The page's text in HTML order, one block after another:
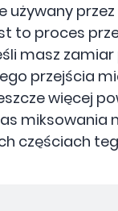
używany
to proces
masz
przejścia
więcej
miksowania
częściach